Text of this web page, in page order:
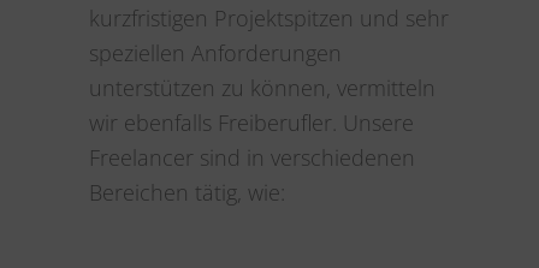
kurzfristigen Projektspitzen und sehr
speziellen Anforderungen
unterstützen zu können, vermitteln
wir ebenfalls Freiberufler. Unsere
Freelancer sind in verschiedenen
Bereichen tätig, wie: